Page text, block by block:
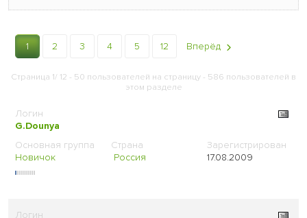
1 2 3 4 5 12 Вперёд
Страница 1/ 12 - 50 пользователей на страницу - 586 пользователей в
этом разделе
G.Dounya
Новичок Россия 17.08.2009